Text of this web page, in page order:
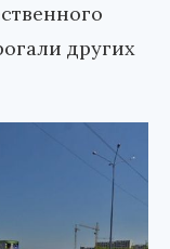
других